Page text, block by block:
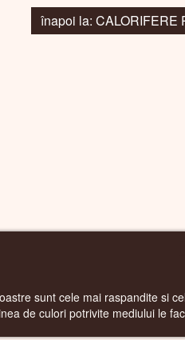
înapoi la: CALORIFERE
sunt cele mai raspandite si
de culori potrivite mediului le